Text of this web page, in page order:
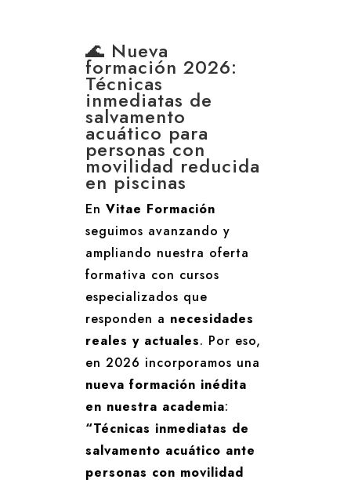
🌊 Nueva
formación 2026:
Técnicas
inmediatas de
salvamento
acuático para
personas con
movilidad reducida
en piscinas
EnVitae Formación
seguimos avanzando y
ampliando nuestra oferta
formativa con cursos
especializados que
responden a necesidades
reales y actuales. Por eso,
en 2026 incorporamos una
nueva formación inédita
en nuestra academia:
“Técnicas inmediatas de
salvamento acuático ante
personas con movilidad